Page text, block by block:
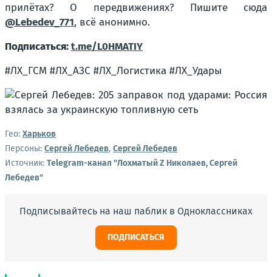
прилётах? О передвижениях? Пишите сюда
@Lebedev_771, всё анонимно.
Подписаться:t.me/L0HMATIY
#ЛХ_ГСМ #ЛХ_АЗС #ЛХ_Логистика #ЛХ_Удары
Гео: Харьков
Персоны: Сергей Лебедев, Сергей Лебедев
Источник: Telegram-канал "Лохматый Z Николаев, Сергей
Лебедев"
Подписывайтесь на наш паблик в Одноклассниках
ПОДПИСАТЬСЯ